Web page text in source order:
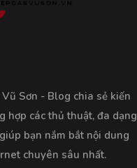
Vũ Sơn - Blog chia sẻ kiến
hợp các thủ thuật, đa dạng
bạn nắm bắt nội dung
chuyên sâu nhất.